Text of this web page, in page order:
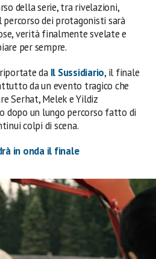
della serie, tra rivelazioni,
percorso dei protagonisti sarà
verità finalmente svelate e
per sempre.
da Il Sussidiario, il finale
da un evento tragico che
Serhat, Melek e Yildiz
dopo un lungo percorso fatto di
colpi di scena.
in onda il finale